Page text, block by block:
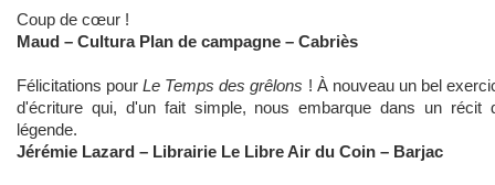
Coup de cœur !
Maud – Cultura Plan de campagne – Cabriès
Félicitations pourLe Temps des grêlons ! À nouveau un bel
d'écriture qui, d'un fait simple, nous embarque dans un récit
légende.
Jérémie Lazard – Librairie Le Libre Air du Coin – Barjac